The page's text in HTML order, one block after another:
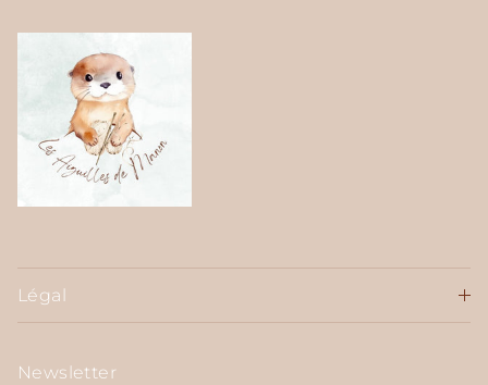
Légal
Newsletter